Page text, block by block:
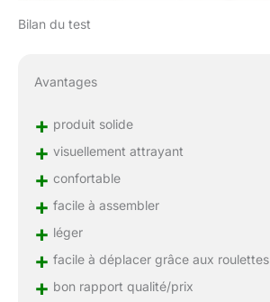
Bilan du test
Avantages
+ produit solide
+ visuellement attrayant
+ confortable
+ facile à assembler
+ léger
+ facile à déplacer grâce aux roulettes
+ bon rapport qualité/prix